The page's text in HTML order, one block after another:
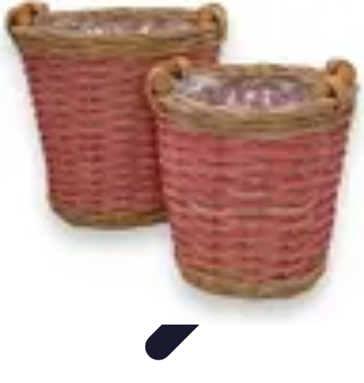
Top Fournitures
Fournitures Scolaires OrganisationFournitures
ÉcologiquesÉducationBureau
Top Fournitures